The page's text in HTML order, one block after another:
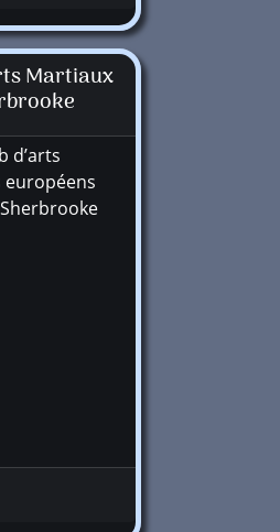
Martiaux
d’arts